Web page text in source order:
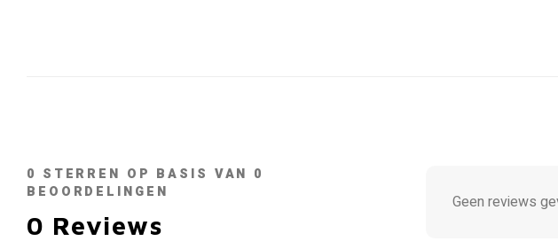
0 STERREN OP BASIS VAN 0
BEOORDELINGEN
0 Reviews
Geen reviews